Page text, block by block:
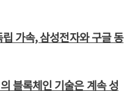
가속, 삼성전자와 구글 동
블록체인 기술은 계속 성